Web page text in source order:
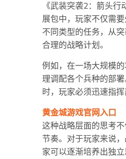
《武装突袭2：箭头
展包中，玩家不仅需
不同类型的任务，从
合理的战略计划。
例如，在一场大规模
理调配各个兵种的部
时，玩家必须迅速指
黄金城游戏官网入口
这种战略层面的思考
节奏。对于玩家来说
家可以逐渐培养出独